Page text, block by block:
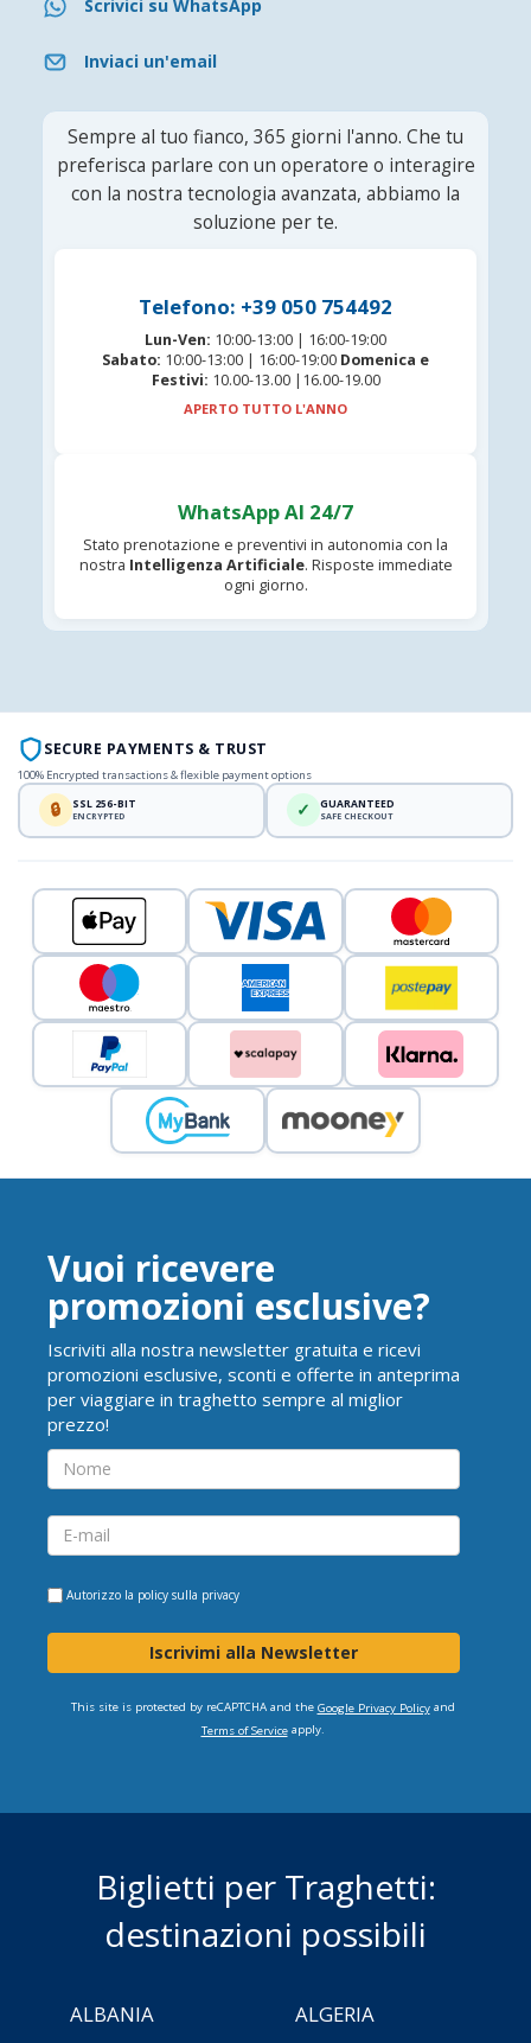
Scrivici su WhatsApp
Inviaci un'email
Sempre al tuo fianco, 365 giorni l'anno. Che tu
preferisca parlare con un operatore o interagire
con la nostra tecnologia avanzata, abbiamo la
soluzione per te.
Telefono: +39 050 754492
Lun-Ven: 10:00-13:00 | 16:00-19:00
Sabato: 10:00-13:00 | 16:00-19:00 Domenica e
Festivi: 10.00-13.00 |16.00-19.00
APERTO TUTTO L'ANNO
WhatsApp AI 24/7
Stato prenotazione e preventivi in autonomia con la
nostra Intelligenza Artificiale. Risposte immediate
ogni giorno.
SECURE PAYMENTS & TRUST
100% Encrypted transactions & flexible payment options
🔒 SSL 256-BIT
ENCRYPTED ✓ GUARANTEED
SAFE CHECKOUT
Vuoi ricevere
promozioni esclusive?
Iscriviti alla nostra newsletter gratuita e ricevi
promozioni esclusive, sconti e offerte in anteprima
per viaggiare in traghetto sempre al miglior
prezzo!
Autorizzo la policy sulla privacy
Iscrivimi alla Newsletter
This site is protected by reCAPTCHA and the Google Privacy Policyand
Terms of Serviceapply.
Biglietti per Traghetti:
destinazioni possibili
ALBANIA
ALGERIA